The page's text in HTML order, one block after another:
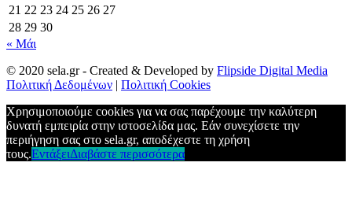
21 22 23 24 25 26 27
28 29 30
« Μάι
© 2020 sela.gr - Created & Developed by Flipside Digital Media
Πολιτική Δεδομένων | Πολιτική Cookies
Χρησιμοποιούμε cookies για να σας παρέχουμε την καλύτερη
δυνατή εμπειρία στην ιστοσελίδα μας. Εάν συνεχίσετε την
περιήγηση σας στο sela.gr, αποδέχεστε τη χρήση
τους.ΕντάξειΔιαβάστε περισσότερα